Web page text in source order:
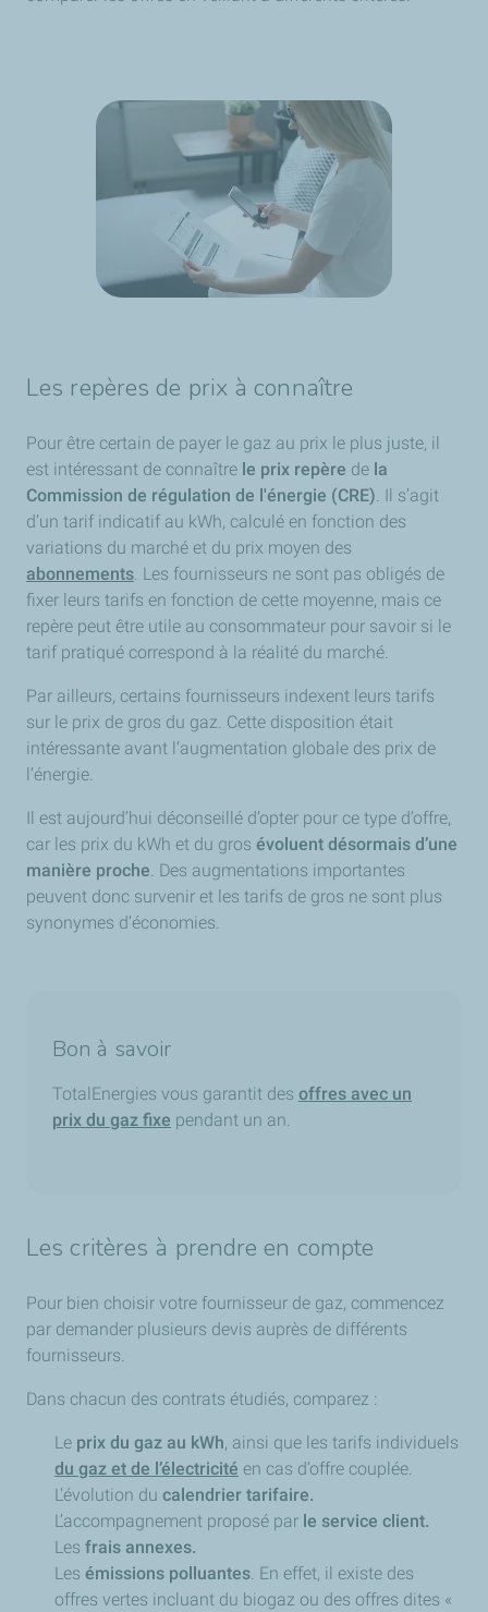
Les repères de prix à connaître
Pour être certain de payer le gaz au prix le plus juste, il
est intéressant de connaître le prix repère de la
Commission de régulation de l'énergie (CRE). Il s’agit
d’un tarif indicatif au kWh, calculé en fonction des
variations du marché et du prix moyen des
abonnements. Les fournisseurs ne sont pas obligés de
fixer leurs tarifs en fonction de cette moyenne, mais ce
repère peut être utile au consommateur pour savoir si le
tarif pratiqué correspond à la réalité du marché.
Par ailleurs, certains fournisseurs indexent leurs tarifs
sur le prix de gros du gaz. Cette disposition était
intéressante avant l’augmentation globale des prix de
l’énergie.
Il est aujourd’hui déconseillé d’opter pour ce type d’offre,
car les prix du kWh et du gros évoluent désormais d’une
manière proche. Des augmentations importantes
peuvent donc survenir et les tarifs de gros ne sont plus
synonymes d’économies.
Bon à savoir
TotalEnergies vous garantit des offres avec un
prix du gaz fixe pendant un an.
Les critères à prendre en compte
Pour bien choisir votre fournisseur de gaz, commencez
par demander plusieurs devis auprès de différents
fournisseurs.
Dans chacun des contrats étudiés, comparez :
Le prix du gaz au kWh, ainsi que les tarifs individuels
du gaz et de l’électricité en cas d’offre couplée.
L'évolution du calendrier tarifaire.
L’accompagnement proposé par le service client.
Les frais annexes.
Les émissions polluantes. En effet, il existe des
offres vertes incluant du biogaz ou des offres dites «